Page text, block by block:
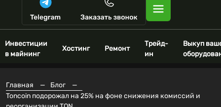
Инвестиции
в майнинг
Хостинг Ремонт
Трейд-
ин
Выкуп
Главная — Блог
—
Toncoin подорожал на 25% на фоне снижения комиссий и